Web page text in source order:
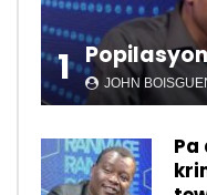
1 JOHN
Pa